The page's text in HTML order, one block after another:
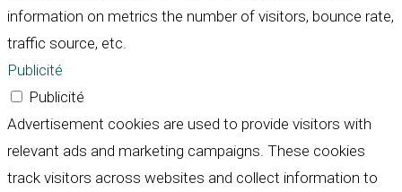
information on metrics the number of visitors, bounce rate,
traffic source, etc.
Publicité
Publicité
Advertisement cookies are used to provide visitors with
relevant ads and marketing campaigns. These cookies
track visitors across websites and collect information to